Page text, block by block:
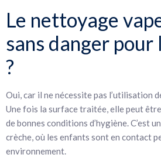
Le nettoyage
sans danger
?
Oui, car il ne nécessite pas l’utilisation
Une fois la surface traitée, elle peut
de bonnes conditions d’hygiène. C’est
crèche, où les enfants sont en contact
environnement.